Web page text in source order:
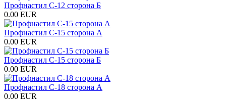
Профнастил С-12 сторона Б
0.00 EUR
Профнастил С-15 сторона А
0.00 EUR
Профнастил С-15 сторона Б
0.00 EUR
Профнастил С-18 сторона А
0.00 EUR